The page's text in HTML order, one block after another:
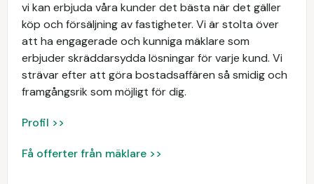
vi kan erbjuda våra kunder det bästa när det gäller
köp och försäljning av fastigheter. Vi är stolta över
att ha engagerade och kunniga mäklare som
erbjuder skräddarsydda lösningar för varje kund. Vi
strävar efter att göra bostadsaffären så smidig och
framgångsrik som möjligt för dig.
Profil >>
Få offerter från mäklare >>